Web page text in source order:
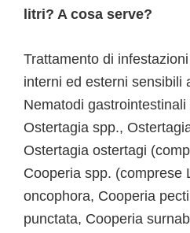
litri? A cosa serve?
Trattamento di
interni ed esterni sensibili
Nematodi
Ostertagia spp.,
Ostertagia ostertagi
Cooperia spp. (comprese
oncophora, Cooperia
punctata, Cooperia